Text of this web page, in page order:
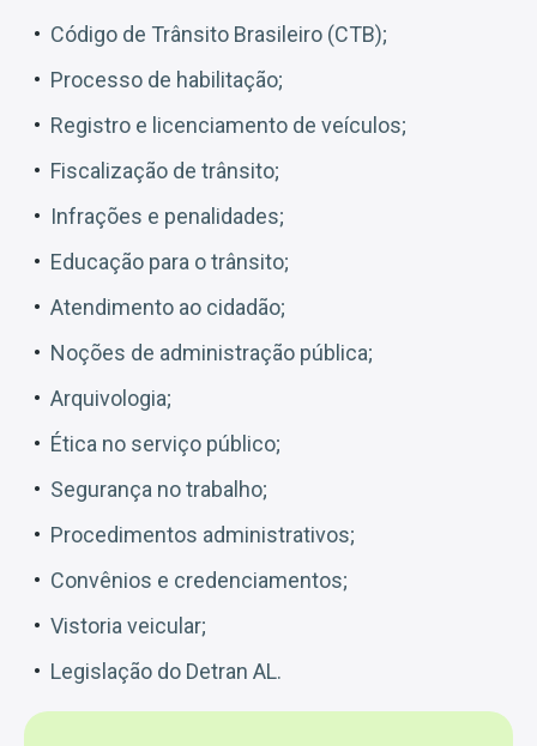
Código de Trânsito Brasileiro (CTB);
Processo de habilitação;
Registro e licenciamento de veículos;
Fiscalização de trânsito;
Infrações e penalidades;
Educação para o trânsito;
Atendimento ao cidadão;
Noções de administração pública;
Arquivologia;
Ética no serviço público;
Segurança no trabalho;
Procedimentos administrativos;
Convênios e credenciamentos;
Vistoria veicular;
Legislação do Detran AL.